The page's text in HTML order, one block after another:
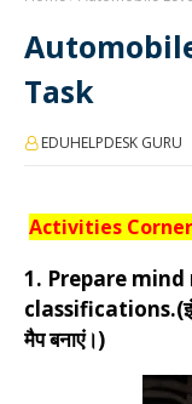
Task
EDUHELPDESK GURU
Activities
1. Prepare
मैप बनाएं।)